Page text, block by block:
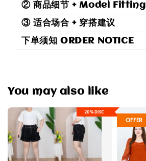
② 商品细节 + Model Fitting
③ 适合场合 + 穿搭建议
下单须知 ORDER NOTICE
You may also like
20%DISC
OFFER